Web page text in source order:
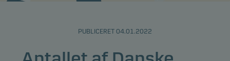
PUBLICERET 04.01.2022